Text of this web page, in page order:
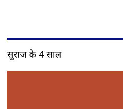
सुराज के 4 साल